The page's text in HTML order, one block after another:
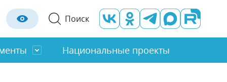
Поиск
Национальные проекты